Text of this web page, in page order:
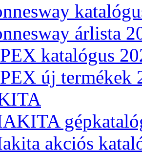
árlista
katalógus
új termékek
akciós